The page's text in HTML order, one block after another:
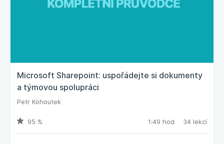
Microsoft Sharepoint: uspořádejte si dokumenty
a týmovou spolupráci
Petr Kohoutek
95 % 1:49 hod 34 lekcí